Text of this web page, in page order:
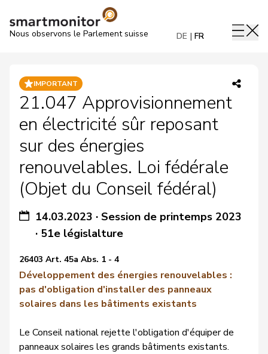
Nous observons le Parlement suisse DE FR
IMPORTANT
21.047 Approvisionnement
en électricité sûr reposant
sur des énergies
renouvelables. Loi fédérale
(Objet du Conseil fédéral)
14.03.2023 · Session de printemps 2023
· 51e législalture
26403 Art. 45a Abs. 1 - 4
Développement des énergies renouvelables :
pas d'obligation d'installer des panneaux
solaires dans les bâtiments existants
Le Conseil national rejette l'obligation d'équiper de
panneaux solaires les grands bâtiments existants.